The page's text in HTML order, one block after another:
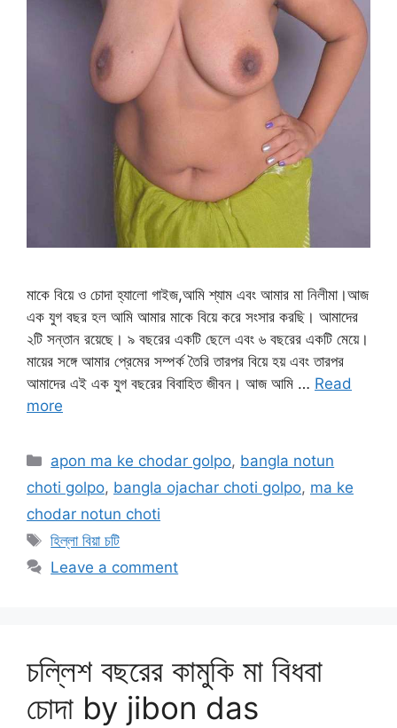
মাকে বিয়ে ও চোদা হ্যালো গাইজ,আমি শ্যাম এবং আমার মা নিলীমা।আজ
এক যুগ বছর হল আমি আমার মাকে বিয়ে করে সংসার করছি। আমাদের
২টি সন্তান রয়েছে। ৯ বছরের একটি ছেলে এবং ৬ বছরের একটি মেয়ে।
মায়ের সঙ্গে আমার প্রেমের সম্পর্ক তৈরি তারপর বিয়ে হয় এবং তারপর
আমাদের এই এক যুগ বছরের বিবাহিত জীবন। আজ আমি … Read
more
Categories
apon ma ke chodar golpo, bangla notun
choti golpo, bangla ojachar choti golpo, ma ke
chodar notun choti
Tags
হিল্লা বিয়া চটি
Leave a comment
চল্লিশ বছরের কামুকি মা বিধবা
চোদা by jibon das